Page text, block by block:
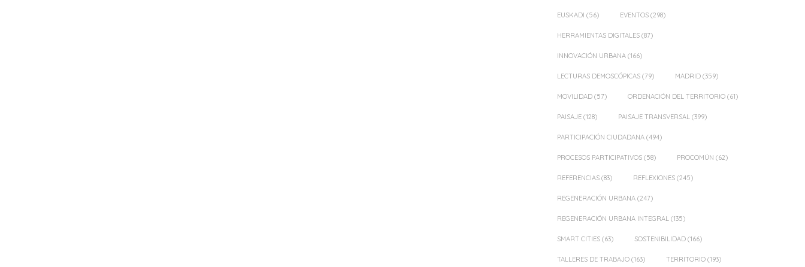
EUSKADI (56) EVENTOS (298)
HERRAMIENTAS DIGITALES (87)
INNOVACIÓN URBANA (166)
LECTURAS DEMOSCÓPICAS (79) MADRID (359)
MOVILIDAD (57) ORDENACIÓN DEL TERRITORIO (61)
PAISAJE (128) PAISAJE TRANSVERSAL (399)
PARTICIPACIÓN CIUDADANA (494)
PROCESOS PARTICIPATIVOS (58) PROCOMÚN (62)
REFERENCIAS (83) REFLEXIONES (245)
REGENERACIÓN URBANA (247)
REGENERACIÓN URBANA INTEGRAL (135)
SMART CITIES (63) SOSTENIBILIDAD (166)
TALLERES DE TRABAJO (163) TERRITORIO (193)